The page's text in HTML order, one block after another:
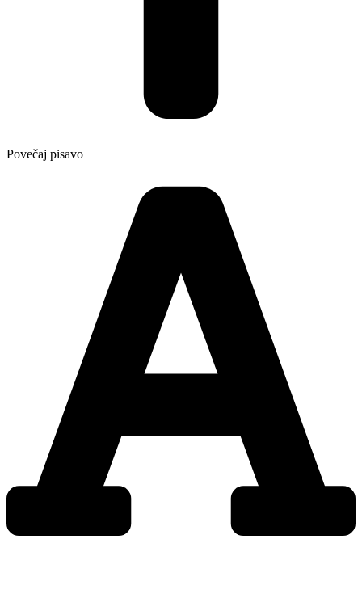
Povečaj pisavo